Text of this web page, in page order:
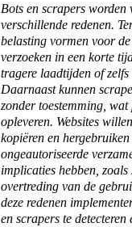
Bots en scrapers worden
verschillende redenen.
belasting vormen voor
verzoeken in een korte
tragere laadtijden of
Daarnaast kunnen
zonder toestemming,
opleveren. Websites
kopiëren en
ongeautoriseerde
implicaties hebben,
overtreding van de
deze redenen
en scrapers te detecteren